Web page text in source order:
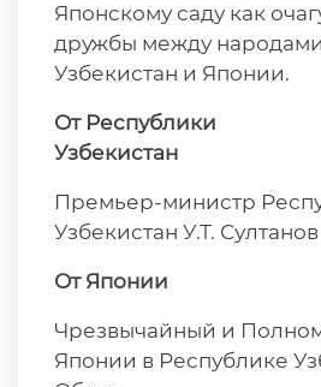
Японскому саду как
дружбы между
Узбекистан и Японии.
От Республики
Премьер-министр
Узбекистан У.Т. Султанов
От Японии
Чрезвычайный и
Японии в Республике